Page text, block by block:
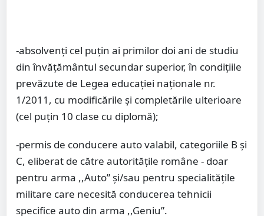
-absolvenți cel puțin ai primilor doi ani de studiu
din învățământul secundar superior, în condițiile
prevăzute de Legea educației naționale nr.
1/2011, cu modificările și completările ulterioare
(cel puțin 10 clase cu diplomă);
-permis de conducere auto valabil, categoriile B şi
C, eliberat de către autorităţile române - doar
pentru arma ,,Auto” şi/sau pentru specialităţile
militare care necesită conducerea tehnicii
specifice auto din arma ,,Geniu”.